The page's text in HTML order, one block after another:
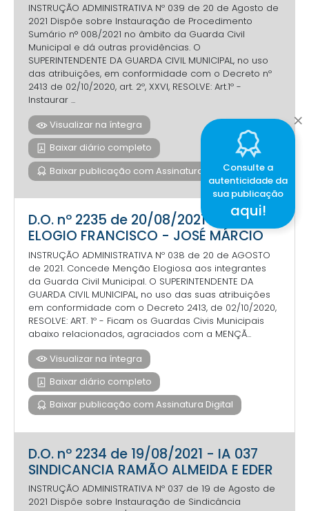
INSTRUÇÃO ADMINISTRATIVA Nº 039 de 20 de Agosto de
2021 Dispõe sobre Instauração de Procedimento
Sumário n° 008/2021 no âmbito da Guarda Civil
Municipal e dá outras providências. O
SUPERINTENDENTE DA GUARDA CIVIL MUNICIPAL, no uso
das atribuições, em conformidade com o Decreto nº
2413 de 02/10/2020, art. 2º, XXVI, RESOLVE: Art.1º -
Instaurar ...
Visualizar na íntegra
Baixar diário completo
Baixar publicação com Assinatura Digital
D.O. nº 2235 de 20/08/2021 - IA 038
ELOGIO FRANCISCO - JOSÉ MÁRCIO
INSTRUÇÃO ADMINISTRATIVA Nº 038 de 20 de AGOSTO
de 2021. Concede Menção Elogiosa aos integrantes
da Guarda Civil Municipal. O SUPERINTENDENTE DA
GUARDA CIVIL MUNICIPAL, no uso das suas atribuições
em conformidade com o Decreto 2413, de 02/10/2020,
RESOLVE: ART. 1º - Ficam os Guardas Civis Municipais
abaixo relacionados, agraciados com a MENÇÃ...
Visualizar na íntegra
Baixar diário completo
Baixar publicação com Assinatura Digital
D.O. nº 2234 de 19/08/2021 - IA 037
SINDICANCIA RAMÃO ALMEIDA E EDER
INSTRUÇÃO ADMINISTRATIVA Nº 037 de 19 de Agosto de
2021 Dispõe sobre Instauração de Sindicância
Consulte a
autenticidade da
sua publicação
aqui!